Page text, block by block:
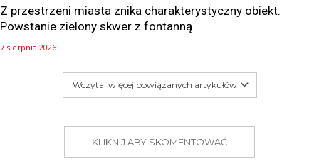
Z przestrzeni miasta znika charakterystyczny obiekt.
Powstanie zielony skwer z fontanną
7 sierpnia 2026
Wczytaj więcej powiązanych artykułów
KLIKNIJ ABY SKOMENTOWAĆ